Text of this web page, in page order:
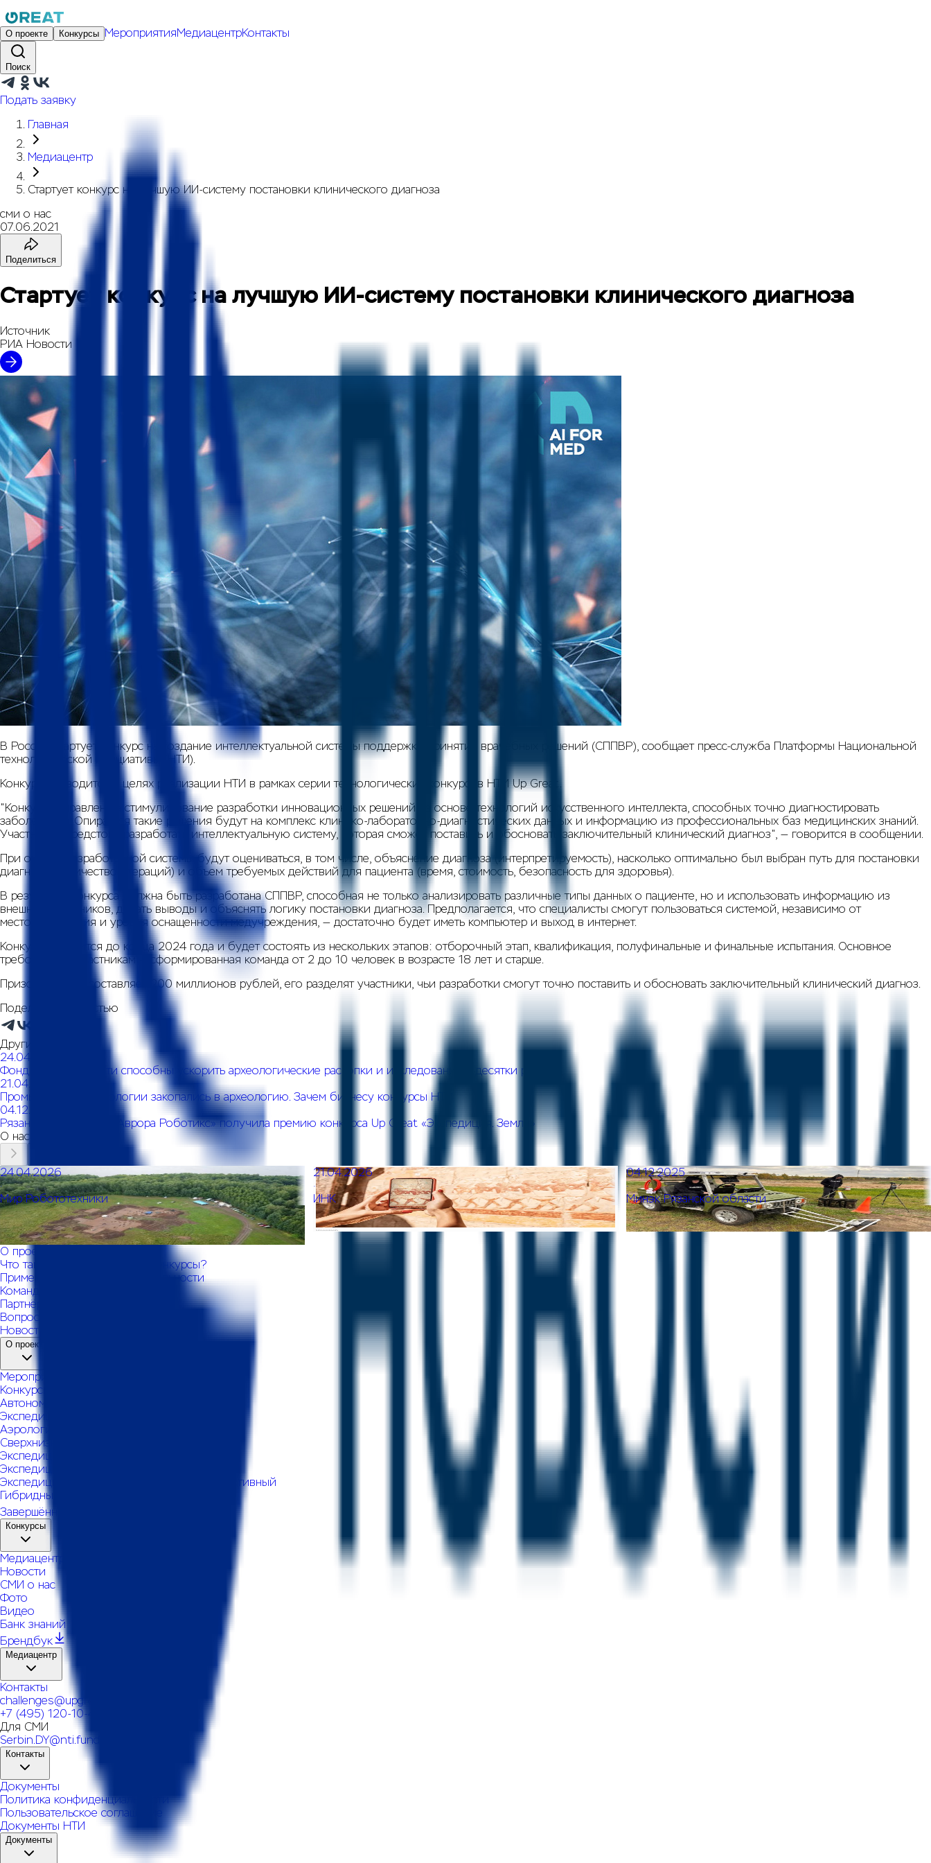
О проекте Конкурсы МероприятияМедиацентрКонтакты
Поиск
Подать заявку
Главная
Медиацентр
Стартует конкурс на лучшую ИИ-систему постановки клинического диагноза
сми о нас
07.06.2021
Поделиться
Стартует конкурс на лучшую ИИ-систему постановки клинического диагноза
Источник
РИА Новости
В России стартует конкурс на создание интеллектуальной системы поддержки принятия врачебных решений (СППВР), сообщает пресс-служба Платформы Национальной
технологической инициативы (НТИ).
Конкурс проводится в целях реализации НТИ в рамках серии технологических конкурсов НТИ Up Great.
"Конкурс направлен на стимулирование разработки инновационных решений на основе технологий искусственного интеллекта, способных точно диагностировать
заболевания. Опираться такие решения будут на комплекс клинико-лабораторно-диагностических данных и информацию из профессиональных баз медицинских знаний.
Участникам предстоит разработать интеллектуальную систему, которая сможет поставить и обосновать заключительный клинический диагноз", — говорится в сообщении.
При оценке разработанной системы будут оцениваться, в том числе, объяснение диагноза (интерпретируемость), насколько оптимально был выбран путь для постановки
диагноза (количество итераций) и объем требуемых действий для пациента (время, стоимость, безопасность для здоровья).
В результате конкурса должна быть разработана СППВР, способная не только анализировать различные типы данных о пациенте, но и использовать информацию из
внешних источников, делать выводы и объяснять логику постановки диагноза. Предполагается, что специалисты смогут пользоваться системой, независимо от
местонахождения и уровня оснащенности медучреждения, — достаточно будет иметь компьютер и выход в интернет.
Конкурс продлится до конца 2024 года и будет состоять из нескольких этапов: отборочный этап, квалификация, полуфинальные и финальные испытания. Основное
требование к участникам — сформированная команда от 2 до 10 человек в возрасте 18 лет и старше.
Призовой фонд составляет 200 миллионов рублей, его разделят участники, чьи разработки смогут точно поставить и обосновать заключительный клинический диагноз.
Поделиться новостью
Другие новости
24.04.2026
Фонд НТИ: нейросети способны ускорить археологические раскопки и исследования в десятки раз
21.04.2026
Промышленные технологии закопались в археологию. Зачем бизнесу конкурсы НТИ
04.12.2025
Рязанская компания «Аврора Роботикс» получила премию конкурса Up Great «Экспедиция. Земля»
О нас говорят
24.04.2026
·
Мир Робототехники
Фонд НТИ: нейросети способны ускорить
археологические раскопки и исследования в десятки
раз
21.04.2026
·
ИНК
Промышленные технологии закопались в археологию.
Зачем бизнесу конкурсы НТИ
04.12.2025
·
Минэк Рязанской области
Рязанская компания «Аврора Роботикс» получила
премию конкурса Up Great «Экспедиция. Земля»
О проекте
Что такое технологические конкурсы?
Применение разработок в реальности
Команда
Партнёры
Вопросы и ответы
Новости
О проекте
Мероприятия
Конкурсы
Автономный поиск
Экспедиция. Воздух
Аэрологистика 2.0
Сверхнизкие орбиты
Экспедиция. Data Science
Экспедиция. Земля: Археология
Экспедиция. Земля: Инженерная разведка
активный
Гибридный полет
Завершённые
Конкурсы
Медиацентр
Новости
СМИ о нас
Фото
Видео
Банк знаний
Брендбук
Медиацентр
Контакты
challenges@upgreat.one
+7 (495) 120-10-45
Для СМИ
Serbin.DY@nti.fund
Контакты
Документы
Политика конфиденциальности
Пользовательское соглашение
Документы НТИ
Документы